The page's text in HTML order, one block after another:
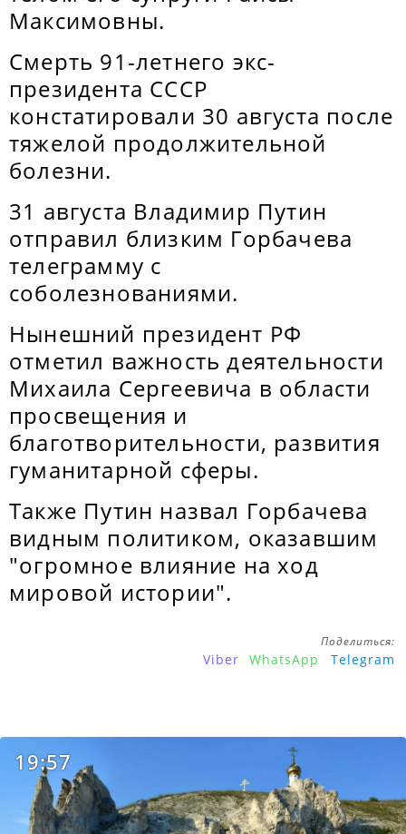
Максимовны.
Смерть 91-летнего экс-
президента СССР
констатировали 30 августа после
тяжелой продолжительной
болезни.
31 августа Владимир Путин
отправил близким Горбачева
телеграмму с
соболезнованиями.
Нынешний президент РФ
отметил важность деятельности
Михаила Сергеевича в области
просвещения и
благотворительности, развития
гуманитарной сферы.
Также Путин назвал Горбачева
видным политиком, оказавшим
"огромное влияние на ход
мировой истории".
Поделиться:
Viber WhatsApp Telegram
19:57